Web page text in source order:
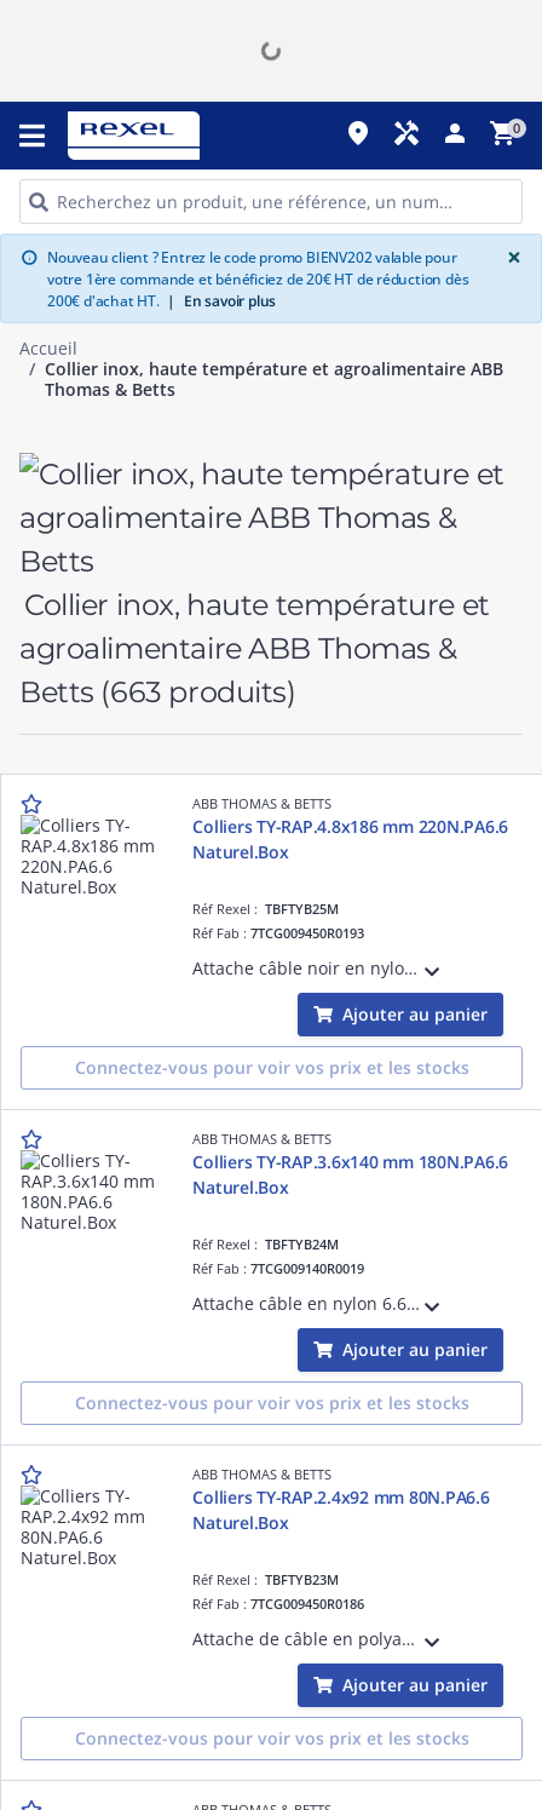
place handyman person shopping_cart0
info Nouveau client ? Entrez le code promo BIENV202 valable pour
votre 1ère commande et bénéficiez de 20€ HT de réduction dès
200€ d'achat HT. | En savoir plus
×
Accueil
Collier inox, haute température et agroalimentaire ABB
Thomas & Betts
Collier inox, haute température et
agroalimentaire ABB Thomas &
Betts (663 produits)
ABB THOMAS & BETTS
Colliers TY-RAP.4.8x186 mm 220N.PA6.6
Naturel.Box
Réf Rexel :TBFTYB25M
Réf Fab :7TCG009450R0193
Attache câble noir en nylon 6,6 pour intérieur (85°C), normes UL/EN/CSA62275, plénum AH-2, 139,7 mm x 3,56 mm x 1,31 mm, résistance 135 N, emballage boîte d'établi.
Ajouter au panier
Connectez-vous pour voir vos prix et les stocks
ABB THOMAS & BETTS
Colliers TY-RAP.3.6x140 mm 180N.PA6.6
Naturel.Box
Réf Rexel :TBFTYB24M
Réf Fab :7TCG009140R0019
Attache câble en nylon 6.6-Couleur naturel-résiste jusqu'à 85°C - Longueur 140mm-largeur 3,6mm- Résistance à la traction de 180N-Emballage en boîte d'établi-Idéale pour l'organisation des câbles en environnements intérieurs exigeants.
Ajouter au panier
Connectez-vous pour voir vos prix et les stocks
ABB THOMAS & BETTS
Colliers TY-RAP.2.4x92 mm 80N.PA6.6
Naturel.Box
Réf Rexel :TBFTYB23M
Réf Fab :7TCG009450R0186
Attache de câble en polyamide (Nylon 6.6) pour intérieur-résistant jusqu'à 85°C-longueur 92 mm-largeur 2,3 mm-épaisseur 1 mm-Résistance à la traction de 80 N (18 lb)-Idéale pour regrouper des câbles. Conditionnée dans une boîte d'établi.
Ajouter au panier
Connectez-vous pour voir vos prix et les stocks